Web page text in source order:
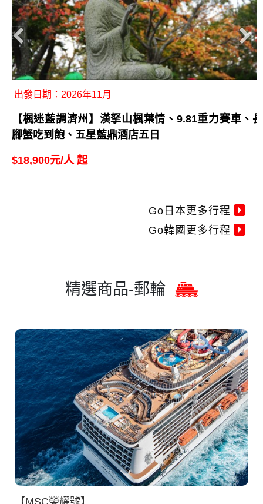
出發日期：2026年11月
【楓迷藍調濟州】漢拏山楓葉情、9.81重力賽車、長
腳蟹吃到飽、五星藍鼎酒店五日
$18,900元/人 起
Go日本更多行程
Go韓國更多行程
精選商品-郵輪
【MSC榮耀號】